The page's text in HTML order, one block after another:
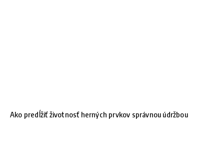
Ako predĺžiť životnosť herných prvkov správnou údržbou